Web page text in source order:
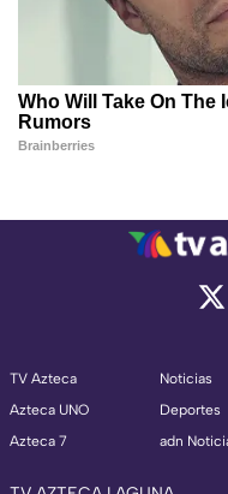
TV Azteca
Azteca UNO
Azteca 7
Noticias
Deportes
adn